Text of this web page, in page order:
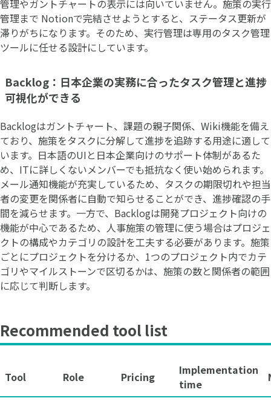
管理やガントチャートの表示には向いていません。施策の実行
管理まで Notionで完結させようとすると、ステータス更新が
滞りがちになります。そのため、実行管理は専用のタスク管理
ツールに任せる設計にしています。
Backlog：日本企業の実務に合ったタスク管理と進捗
可視化ができる
Backlogはガントチャート、課題の親子関係、Wiki機能を備え
ており、施策をタスクに分解して進捗を追跡する用途に適して
います。日本語のUIと日本企業向けのサポート体制があるた
め、ITに詳しくないメンバーでも抵抗なく使い始められます。
メール通知機能が充実しているため、タスクの期限切れや担当
者の変更を関係者に自動で知らせることができ、進捗確認の手
間を減らせます。一方で、Backlogは開発プロジェクト向けの
機能が中心であるため、人事施策の管理に使う場合はプロジェ
クトの構成やカテゴリの設計を工夫する必要があります。施策
ごとにプロジェクトを分けるか、1つのプロジェクト内でカテ
ゴリやマイルストーンで区切るかは、施策の数と関係者の範囲
に応じて判断します。
Recommended tool list
Tool Role Pricing
Implementation
time